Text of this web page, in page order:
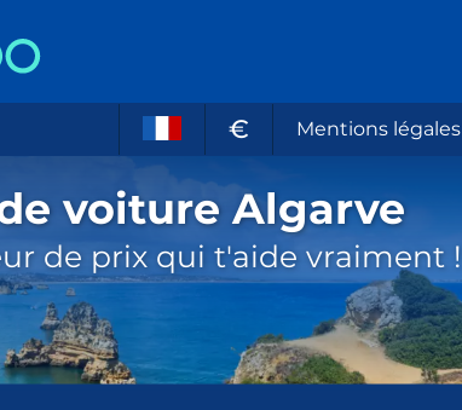
€ Mentions légales
voiture Algarve
de prix qui t'aide vraiment !